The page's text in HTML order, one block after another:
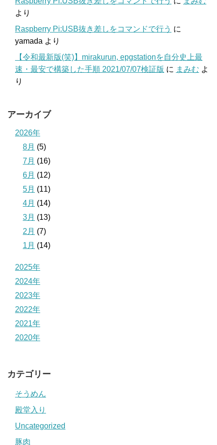
より
Raspberry Pi:USB抜き差しをコマンドで行う に
yamada より
【令和最新版(笑)】mirakurun, epgstationを自分史上最
速・最安で構築した手順 2021/07/07検証版 に まみむ よ
り
アーカイブ
2026年
8月 (5)
7月 (16)
6月 (12)
5月 (11)
4月 (14)
3月 (13)
2月 (7)
1月 (14)
2025年
2024年
2023年
2022年
2021年
2020年
カテゴリー
そうめん
殿堂入り
Uncategorized
豚肉